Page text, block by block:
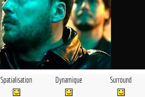
Spatialisation Dynamique
Surround